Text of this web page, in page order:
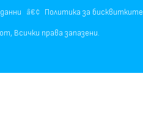
Политика за бисквитките
Всички права запазени.